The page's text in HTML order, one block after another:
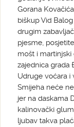
Gorana
biškup Vid
drugim
pjesme,
mošt i martinjski
zajednica grada
Udruge
Smijeha neće
jer na daskama
kalinovački
ljubav takva